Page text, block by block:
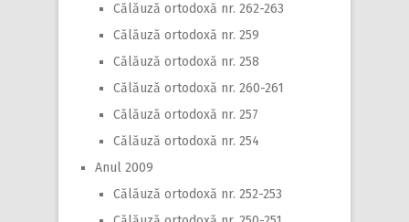
Călăuză ortodoxă nr. 262-263
Călăuză ortodoxă nr. 259
Călăuză ortodoxă nr. 258
Călăuză ortodoxă nr. 260-261
Călăuză ortodoxă nr. 257
Călăuză ortodoxă nr. 254
Anul 2009
Călăuză ortodoxă nr. 252-253